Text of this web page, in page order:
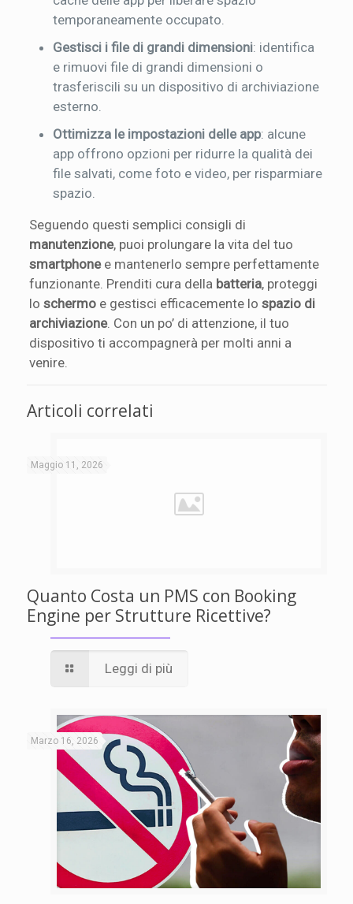
temporaneamente occupato.
Gestisci i file di grandi dimensioni: identifica
e rimuovi file di grandi dimensioni o
trasferiscili su un dispositivo di archiviazione
esterno.
Ottimizza le impostazioni delle app: alcune
app offrono opzioni per ridurre la qualità dei
file salvati, come foto e video, per risparmiare
spazio.
Seguendo questi semplici consigli di
manutenzione, puoi prolungare la vita del tuo
smartphonee mantenerlo sempre perfettamente
funzionante. Prenditi cura della batteria, proteggi
loschermo e gestisci efficacemente lospazio di
archiviazione. Con un po’ di attenzione, il tuo
dispositivo ti accompagnerà per molti anni a
venire.
Articoli correlati
Maggio 11, 2026
Quanto Costa un PMS con Booking
Engine per Strutture Ricettive?
Leggi di più
Marzo 16, 2026